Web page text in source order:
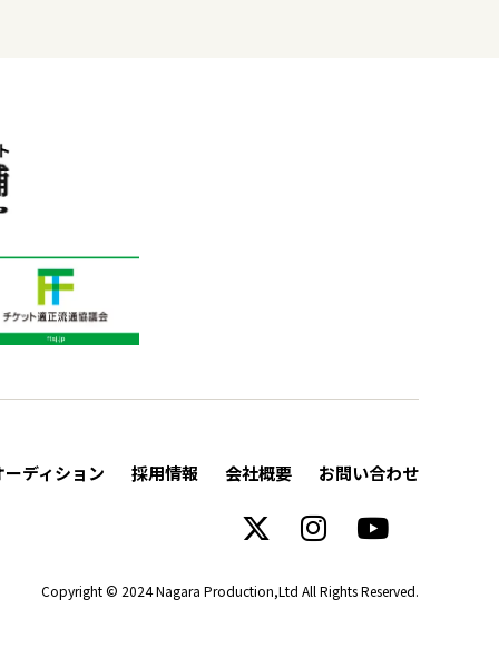
ーディション 採用情報 会社概要 お問い合わせ
Copyright © 2024 Nagara Production,Ltd All Rights Reserved.